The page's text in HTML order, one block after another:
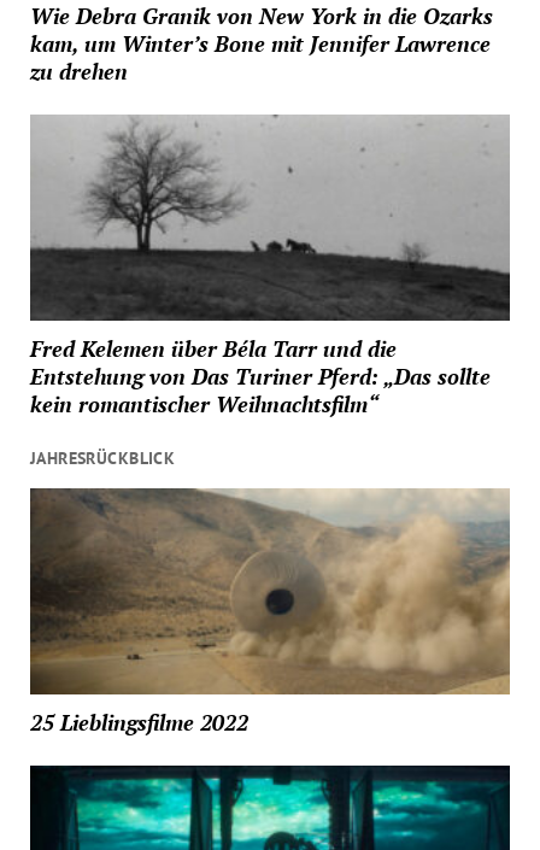
Wie Debra Granik von New York in die Ozarks
kam, um Winter’s Bone mit Jennifer Lawrence
zu drehen
Fred Kelemen über Béla Tarr und die
Entstehung von Das Turiner Pferd: „Das sollte
kein romantischer Weihnachtsfilm“
JAHRESRÜCKBLICK
25 Lieblingsfilme 2022